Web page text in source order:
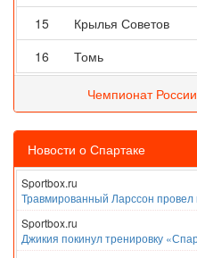
15
Крылья Советов
16
Томь
Чемпионат
Новости о Спартаке
Sportbox.ru
Травмированный Ларссон
Sportbox.ru
Джикия покинул тренировку